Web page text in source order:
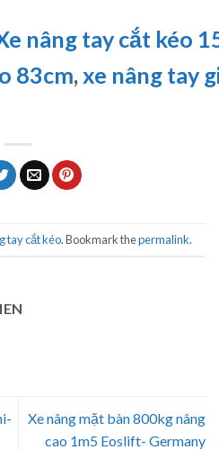
nâng tay cắt kéo
83cm,xe nâng tay
tay cắt kéo. Bookmark thepermalink.
Xe nâng mặt bàn 800kg nâng
cao 1m5 Eoslift- Germany